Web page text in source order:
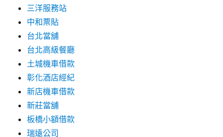
三洋服務站
中和票貼
台北當舖
台北高級餐廳
土城機車借款
彰化酒店經紀
新店機車借款
新莊當舖
板橋小額借款
瑞遠公司